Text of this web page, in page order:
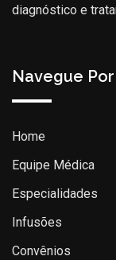
diagnóstico e
Navegue
Home
Equipe Médica
Especialidades
Infusões
Convênios